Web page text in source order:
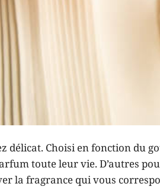
délicat. Choisi en fonction du
toute leur vie. D’autres
la fragrance qui vous